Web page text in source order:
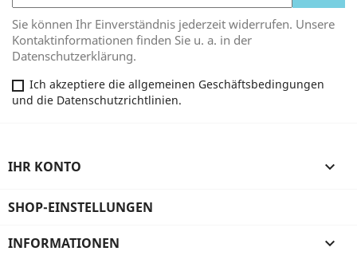
Sie können Ihr Einverständnis jederzeit widerrufen. Unsere
Kontaktinformationen finden Sie u. a. in der
Datenschutzerklärung.
Ich akzeptiere die allgemeinen Geschäftsbedingungen
und die Datenschutzrichtlinien.
IHR KONTO 
SHOP-EINSTELLUNGEN
INFORMATIONEN 